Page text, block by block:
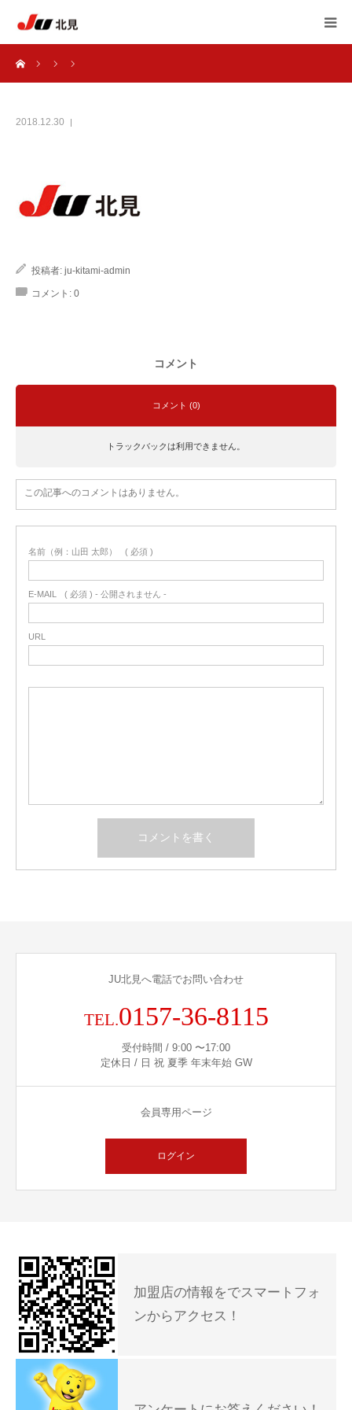
2018.12.30
投稿者: ju-kitami-admin
コメント: 0
コメント
コメント (0)
トラックバックは利用できません。
この記事へのコメントはありません。
名前（例：山田 太郎） ( 必須 )
E-MAIL ( 必須 ) - 公開されません -
URL
JU北見へ電話でお問い合わせ
TEL.0157-36-8115
受付時間 / 9:00 〜17:00
定休日 / 日 祝 夏季 年末年始 GW
会員専用ページ
ログイン
加盟店の情報をでスマートフォ
ンからアクセス！
HOME
JU北見 概要
自動車 相談室